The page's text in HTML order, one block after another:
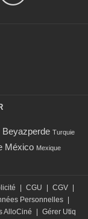
Beyazperde Turquie
México Mexique
| CGU | CGV |
Personnelles |
AlloCiné | Gérer Utiq